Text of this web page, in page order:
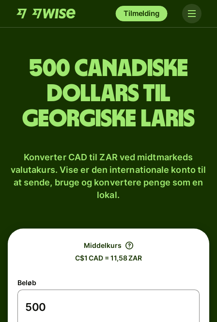
Tilmelding
500 canadiske
dollars til
georgiske laris
Konverter CAD til ZAR ved midtmarkeds
valutakurs. Vise er den internationale konto til
at sende, bruge og konvertere penge som en
lokal.
Middelkurs
C$1 CAD = 11,58 ZAR
Beløb